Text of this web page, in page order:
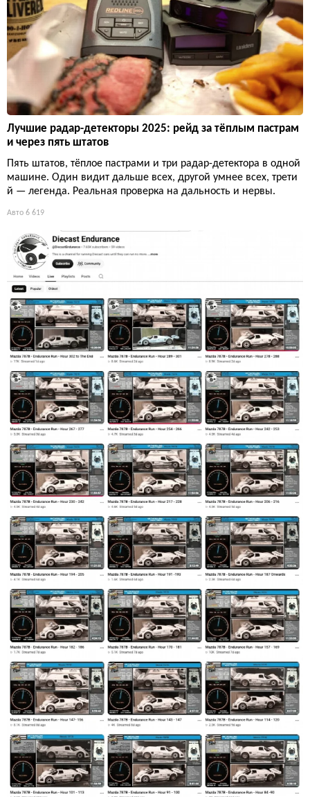
Лучшие радар-детекторы 2025: рейд за тёплым пастрам
и через пять штатов
Пять штатов, тёплое пастрами и три радар-детектора в одной
машине. Один видит дальше всех, другой умнее всех, трети
й — легенда. Реальная проверка на дальность и нервы.
Авто 6 619